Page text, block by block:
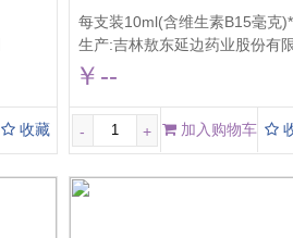
收藏
生产:吉林敖东延边药业股份有限公
￥--
- + 加入购物车